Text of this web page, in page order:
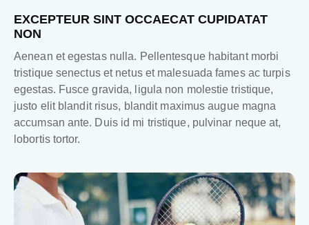
EXCEPTEUR SINT OCCAECAT CUPIDATAT
NON
Aenean et egestas nulla. Pellentesque habitant morbi
tristique senectus et netus et malesuada fames ac turpis
egestas. Fusce gravida, ligula non molestie tristique,
justo elit blandit risus, blandit maximus augue magna
accumsan ante. Duis id mi tristique, pulvinar neque at,
lobortis tortor.